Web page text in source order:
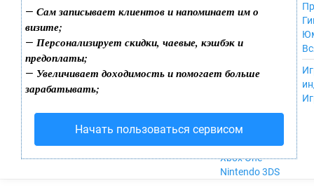
— Сам записывает клиентов и напоминает им о
визите;
— Персонализирует скидки, чаевые, кэшбэк и
предоплаты;
— Увеличивает доходимость и помогает больше
зарабатывать;
Начать пользоваться сервисом
Nintendo DS
iOS
Sega Mega Drive
Mobile
Nintendo Wii U
PlayStation 4
Xbox One
Nintendo 3DS